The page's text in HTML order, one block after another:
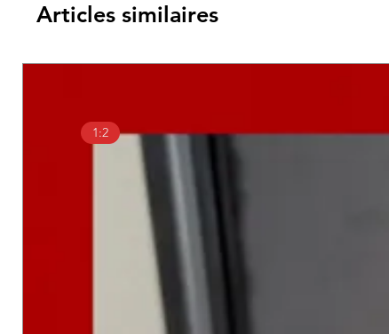
Articles similaires
1:2